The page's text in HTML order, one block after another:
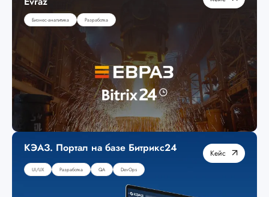
Бизнес-аналитика Разработка
КЭАЗ. Портал на базе Битрикс24 Кейс
UI/UX Разработка QA DevOps